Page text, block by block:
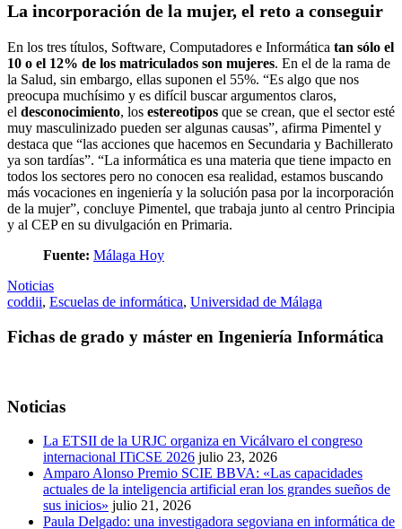
La incorporación de la mujer, el reto a conseguir
En los tres títulos, Software, Computadores e Informática tan sólo el
10 o el 12% de los matriculados son mujeres. En el de la rama de
la Salud, sin embargo, ellas suponen el 55%. “Es algo que nos
preocupa muchísimo y es difícil buscar argumentos claros,
el desconocimiento, los estereotipos que se crean, que el sector esté
muy masculinizado pueden ser algunas causas”, afirma Pimentel y
destaca que “las acciones que hacemos en Secundaria y Bachillerato
ya son tardías”. “La informática es una materia que tiene impacto en
todos los sectores pero no conocen esa realidad, estamos buscando
más vocaciones en ingeniería y la solución pasa por la incorporación
de la mujer”, concluye Pimentel, que trabaja junto al centro Principia
y al CEP en su divulgación en Primaria.
Fuente: Málaga Hoy
Noticias
coddii, Escuelas de informática, Universidad de Málaga
Fichas de grado y máster en Ingeniería Informática
Noticias
La ETSII de la URJC organiza en Vicálvaro el congreso
internacional ITiCSE 2026 julio 23, 2026
Amparo Alonso Premio SCIE BBVA: «Las capacidades
actuales de la inteligencia artificial eran los grandes sueños de
sus inicios» julio 21, 2026
Paula Delgado: una investigadora segoviana en informática de